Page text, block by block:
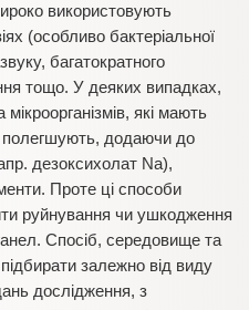
використовують
(особливо бактеріальної
багатократного
тощо. У деяких випадках,
які мають
полегшують, додаючи до
дезоксихолат Na),
Проте ці способи
руйнування чи ушкодження
Спосіб, середовище та
підбирати залежно від виду
дослідження, з